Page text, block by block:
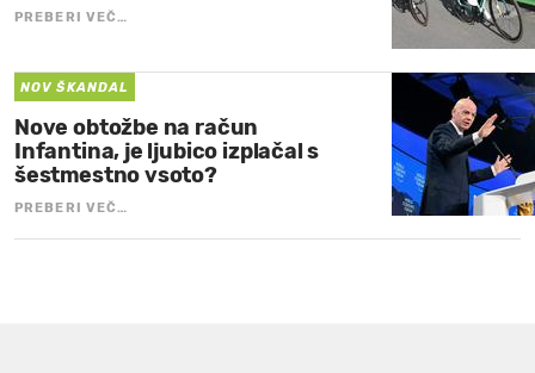
PREBERI VEČ…
NOV ŠKANDAL
Nove obtožbe na račun
Infantina, je ljubico izplačal s
šestmestno vsoto?
PREBERI VEČ…